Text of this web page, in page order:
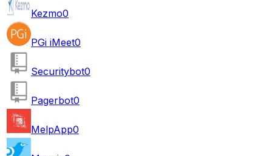
Kezmo0
PGi iMeet0
Securitybot0
Pagerbot0
MelpApp0